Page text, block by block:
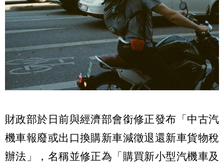
財政部於日前與經濟部會銜修正發布「中古汽
機車報廢或出口換購新車減徵退還新車貨物稅
辦法」，名稱並修正為「購買新小型汽機車及